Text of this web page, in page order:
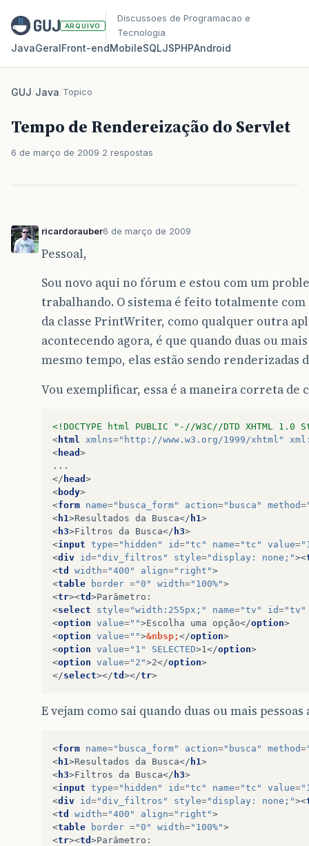
ARQUIVO
Discussoes de Programacao e
Tecnologia
JavaGeralFront‑endMobileSQLJSPHPAndroid
GUJ/Java/Topico
Tempo de Rendereização do Servlet
6 de março de 2009 2 respostas
ricardorauber6 de março de 2009
Pessoal,
Sou novo aqui no fórum e estou com um
trabalhando. O sistema é feito totalmente
da classe PrintWriter, como qualquer outra
acontecendo agora, é que quando duas ou
mesmo tempo, elas estão sendo
Vou exemplificar, essa é a maneira correta
<!DOCTYPE html PUBLIC "-//W3C//DTD
< html xmlns="http://www.w3.org/1999/xhtml"
< head >
</ head >
<body>
<form name="busca_form" action="busca" method=
< h1>Resultados da Busca</ h1>
< h3>Filtros da Busca</ h3>
<input type="hidden" id="tc" name="tc" value=
<div id="div_filtros" style="display: none;"><
<td width="400" align="right">
<table border ="0" width="100%">
<tr><td >
<select style="width:255px;" name="tv" id="tv"
<option value="">Escolha uma opção</option>
<option value="">&nbsp; </option>
<option value="1" SELECTED>1</option>
<option value="2">2</option>
</select></td ></tr>
E vejam como sai quando duas ou mais
<form name="busca_form" action="busca" method=
< h1>Resultados da Busca</ h1>
< h3>Filtros da Busca</ h3>
<input type="hidden" id="tc" name="tc" value=
<div id="div_filtros" style="display: none;"><
<td width="400" align="right">
<table border ="0" width="100%">
<tr><td >